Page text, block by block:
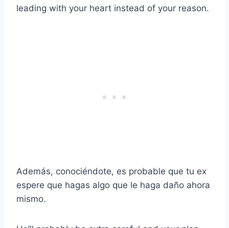
leading with your heart instead of your reason.
Además, conociéndote, es probable que tu ex
espere que hagas algo que le haga daño ahora
mismo.